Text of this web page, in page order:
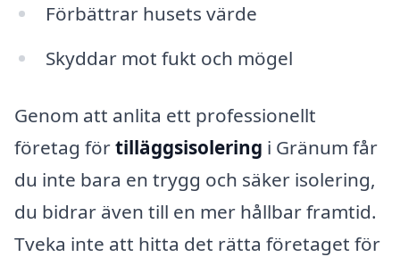
Förbättrar husets värde
Skyddar mot fukt och mögel
Genom att anlita ett professionellt
företag förtilläggsisolering i Gränum får
du inte bara en trygg och säker isolering,
du bidrar även till en mer hållbar framtid.
Tveka inte att hitta det rätta företaget för